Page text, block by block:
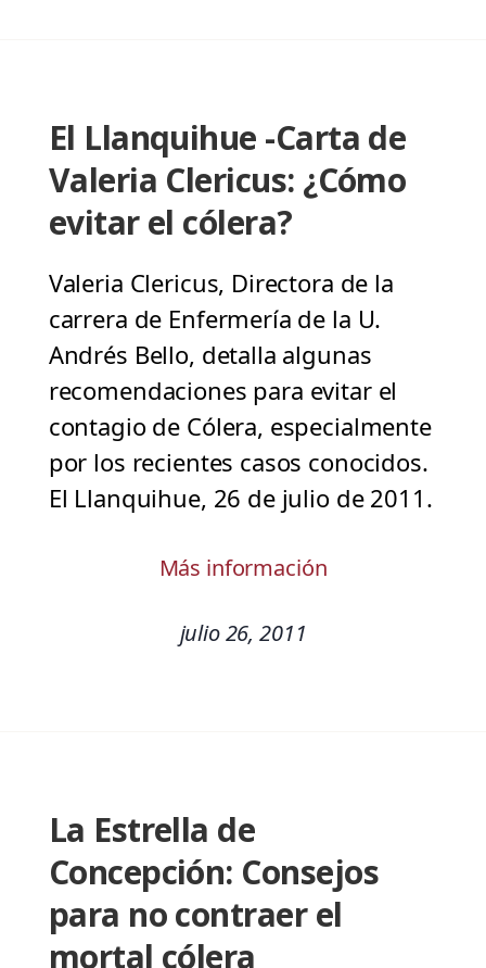
El Llanquihue -Carta de
Valeria Clericus: ¿Cómo
evitar el cólera?
Valeria Clericus, Directora de la
carrera de Enfermería de la U.
Andrés Bello, detalla algunas
recomendaciones para evitar el
contagio de Cólera, especialmente
por los recientes casos conocidos.
El Llanquihue, 26 de julio de 2011.
Más información
julio 26, 2011
La Estrella de
Concepción: Consejos
para no contraer el
mortal cólera